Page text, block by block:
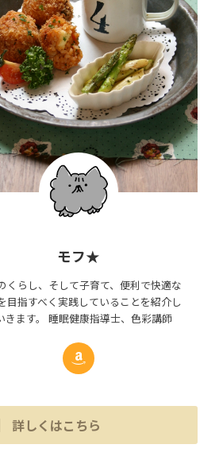
モフ★
くらし、そして子育て、便利で快適な
目指すべく実践していることを紹介し
きます。 睡眠健康指導士、色彩講師
詳しくはこちら